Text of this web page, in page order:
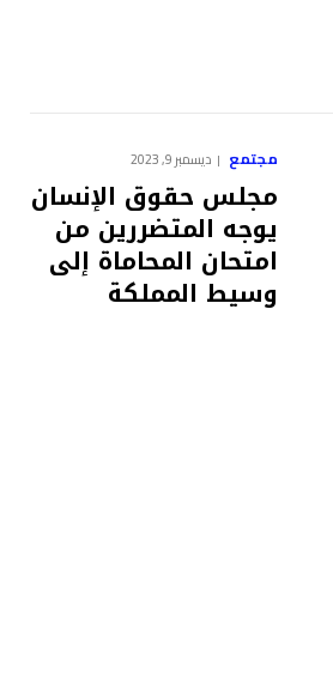
مجتمع ديسمبر 9, 2023
مجلس حقوق الإنسان
يوجه المتضررين من
امتحان المحاماة إلى
وسيط المملكة